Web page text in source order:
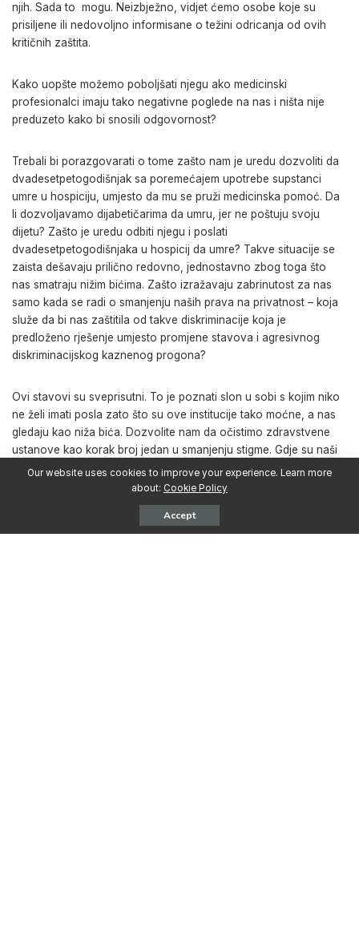
njih. Sada to mogu. Neizbježno, vidjet ćemo osobe koje su
prisiljene ili nedovoljno informisane o težini odricanja od ovih
kritičnih zaštita.
Kako uopšte možemo poboljšati njegu ako medicinski
profesionalci imaju tako negativne poglede na nas i ništa nije
preduzeto kako bi snosili odgovornost?
Trebali bi porazgovarati o tome zašto nam je uredu dozvoliti da
dvadesetpetogodišnjak sa poremećajem upotrebe supstanci
umre u hospiciju, umjesto da mu se pruži medicinska pomoć. Da
li dozvoljavamo dijabetičarima da umru, jer ne poštuju svoju
dijetu? Zašto je uredu odbiti njegu i poslati
dvadesetpetogodišnjaka u hospicij da umre? Takve situacije se
zaista dešavaju prilično redovno, jednostavno zbog toga što
nas smatraju nižim bićima. Zašto izražavaju zabrinutost za nas
samo kada se radi o smanjenju naših prava na privatnost – koja
služe da bi nas zaštitila od takve diskriminacije koja je
predloženo rješenje umjesto promjene stavova i agresivnog
diskriminacijskog kaznenog progona?
Ovi stavovi su sveprisutni. To je poznati slon u sobi s kojim niko
ne želi imati posla zato što su ove institucije tako moćne, a nas
gledaju kao niža bića. Dozvolite nam da očistimo zdravstvene
ustanove kao korak broj jedan u smanjenju stigme. Gdje su naši
anti-diskriminacijski zakoni i koliko nas štite? Trebamo imati nula
tolerancije za diskriminatorski pristup prema osobama sa
poremećajima uzrokovanim upotrebom droga u bolničkim
pravilnicima. Trebali bi uključivati stroge administrativne sankcije
za svakoga ko svjedoči tome i ne prijavi. Uvedite takva pravila u
Our website uses cookies to improve your experience. Learn more
about: Cookie Policy
Accept